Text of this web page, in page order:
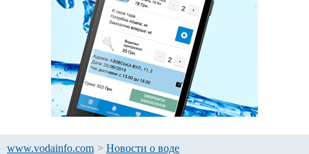
www.vodainfo.com > Новости о воде